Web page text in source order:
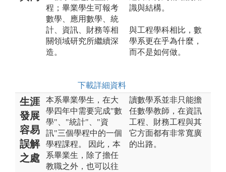
程；畢業學生可報考
數學、應用數學、統
計、資訊、財務等相
關領域研究所繼續深
造。
下載詳細資料
識與結構。
與工程學科相比，數
學系更在乎為什麼，
而不是如何做。
生涯
發展
容易
誤解
之處
本系畢業學生，在大
學四年中需要完成"數
學"、"統計"、"資
訊"三個學程中的一個
學程課程。 因此，本
系畢業生，除了擔任
教職之外，也可以往
讀數學系並非只能擔
任數學教師，在資訊
工程、財務工程與其
它方面都有非常寬廣
的出路。